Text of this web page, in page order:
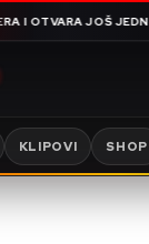
TEŠKU ŽIVOTNU I
KLIPOVI SHOP